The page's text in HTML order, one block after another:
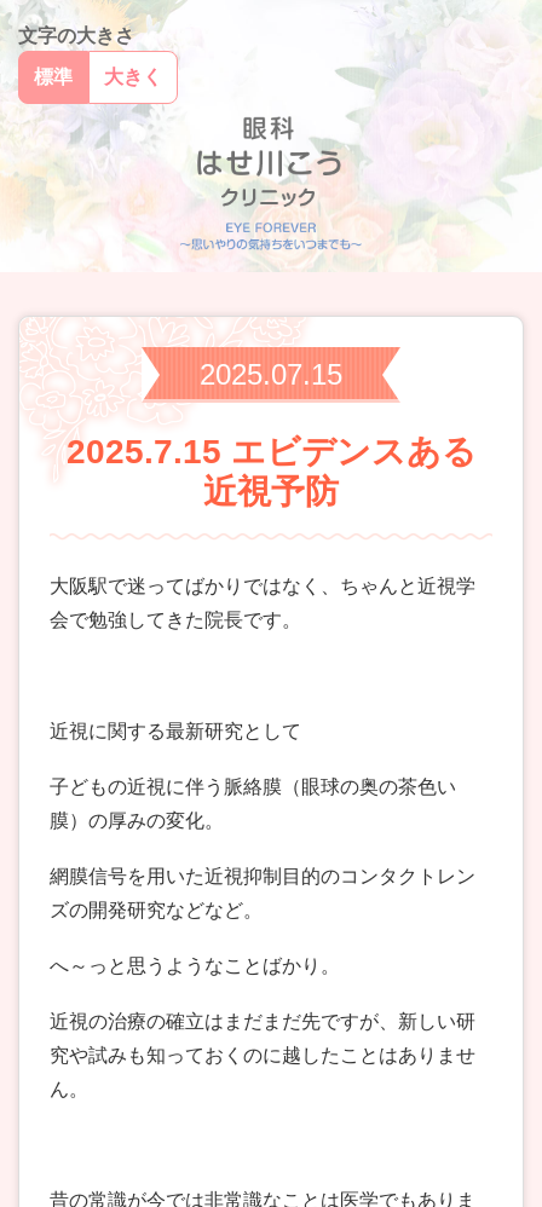
文字の大きさ
標準
大きく
2025.07.15
2025.7.15 エビデンスある
近視予防
大阪駅で迷ってばかりではなく、ちゃんと近視学
会で勉強してきた院長です。
近視に関する最新研究として
子どもの近視に伴う脈絡膜（眼球の奥の茶色い
膜）の厚みの変化。
網膜信号を用いた近視抑制目的のコンタクトレン
ズの開発研究などなど。
へ～っと思うようなことばかり。
近視の治療の確立はまだまだ先ですが、新しい研
究や試みも知っておくのに越したことはありませ
ん。
昔の常識が今では非常識なことは医学でもありま